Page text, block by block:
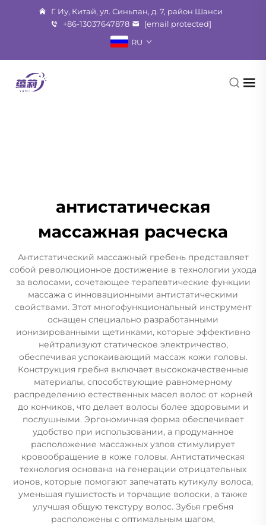
Г. Иу, Китай, ул. Синьпан, д. 7, район Шанси
+86-13037647878
[email protected]
RU
антистатическая
массажная расческа
Антистатический массажный гребень представляет
собой революционное достижение в технологии ухода
за волосами, сочетающее терапевтические функции
массажа с инновационными антистатическими
свойствами. Этот многофункциональный инструмент
оснащен специально разработанными
ионизированными щетинками, которые эффективно
нейтрализуют статическое электричество,
обеспечивая успокаивающий массаж кожи головы.
Конструкция гребня включает высококачественные
материалы, способствующие равномерному
распределению естественных масел волос от корней
до кончиков, что делает волосы более здоровыми и
послушными. Эргономичная форма обеспечивает
удобство при использовании, а продуманное
расположение массажных узлов стимулирует
кровообращение в коже головы. Антистатическая
технология основана на генерации отрицательных
ионов, которые помогают запечатать кутикулу волоса,
уменьшая пушистость и торчащие волоски, а также
улучшая общую текстуру волос. Зубья гребня
расположены с оптимальным шагом,